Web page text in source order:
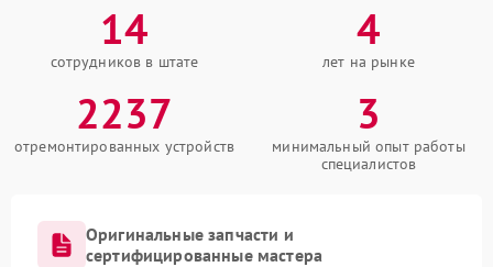
14
сотрудников в штате
4
лет на рынке
2237
отремонтированных устройств
3
минимальный опыт работы
специалистов
Оригинальные запчасти и
сертифицированные мастера